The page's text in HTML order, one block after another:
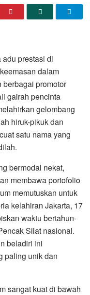
adu prestasi di
dalam
berbagai promotor
gairah pencinta
gelombang
hiruk-pikuk dan
satu nama yang
bermodal nekat,
membawa portofolio
memutuskan untuk
kelahiran Jakarta, 17
waktu bertahun-
Silat nasional.
beladiri ini
paling unik dan
sangat kuat di bawah